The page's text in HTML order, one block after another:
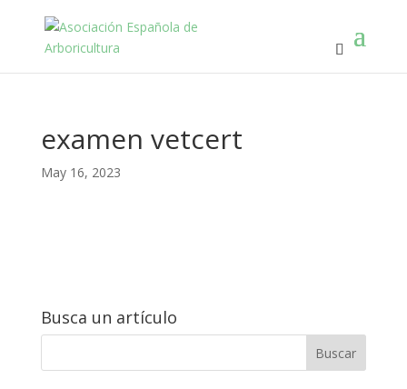
examen vetcert
May 16, 2023
Busca un artículo